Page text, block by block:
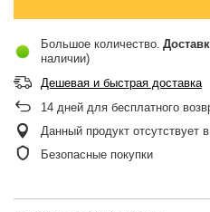
Большое количество
наличии)
Дешевая и быстрая доставка
14 дней для бесплатного
Данный продукт отсутствует
Безопасные покупки